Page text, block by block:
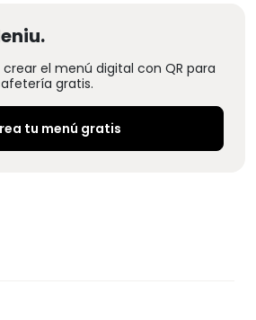
el menú digital con QR para
gratis.
tu menú gratis